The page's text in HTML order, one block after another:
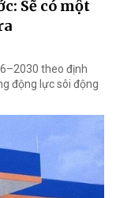
Sẽ có một
theo định
động lực sôi động